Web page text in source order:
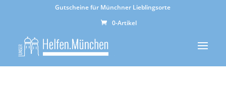
Gutscheine für Münchner Lieblingsorte
0-Artikel